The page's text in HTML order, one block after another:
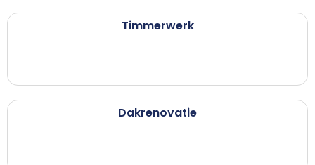
Timmerwerk
Dakrenovatie